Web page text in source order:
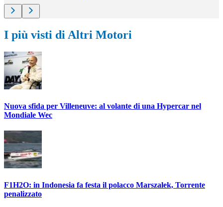
I più visti di Altri Motori
Nuova sfida per Villeneuve: al volante di una Hypercar nel
Mondiale Wec
F1H2O: in Indonesia fa festa il polacco Marszalek, Torrente
penalizzato